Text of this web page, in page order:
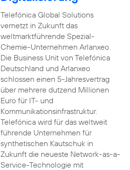
Telefónica Global Solutions
vernetzt in Zukunft das
weltmarktführende Spezial-
Chemie-Unternehmen Arlanxeo.
Die Business Unit von Telefónica
Deutschland und Arlanxeo
schlossen einen 5-Jahresvertrag
über mehrere dutzend Millionen
Euro für IT- und
Kommunikationsinfrastruktur.
Telefónica wird für das weltweit
führende Unternehmen für
synthetischen Kautschuk in
Zukunft die neueste Network-as-a-
Service-Technologie mit